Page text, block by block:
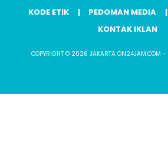
KODE ETIK
PEDOMAN MEDIA
KONTAK IKLAN
COPYRIGHT © 2026 JAKARTA ON24JAM.COM -